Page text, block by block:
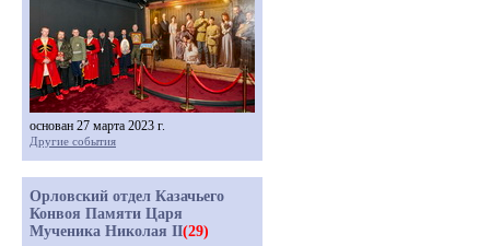
основан 27 марта 2023 г.
Другие события
Орловский отдел Казачьего
Конвоя Памяти Царя
Мученика Николая II(29)